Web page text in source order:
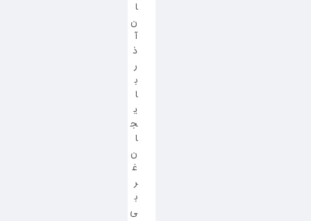
ا
ن
آ
ذ
ر
ب
ا
ی
ج
ا
ن
غ
ر
ب
ی